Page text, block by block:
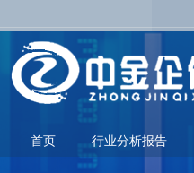
首页 行业分析报告